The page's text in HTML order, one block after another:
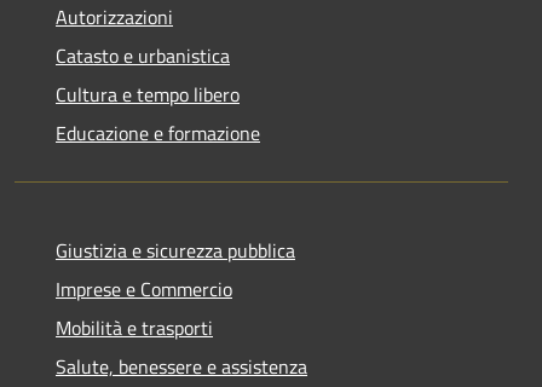
Autorizzazioni
Catasto e urbanistica
Cultura e tempo libero
Educazione e formazione
Giustizia e sicurezza pubblica
Imprese e Commercio
Mobilità e trasporti
Salute, benessere e assistenza